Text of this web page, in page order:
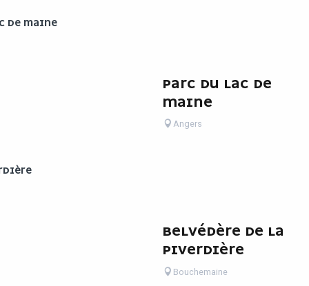
DE MAINE
PARC DU LAC DE
MAINE
Angers
BELVÉDÈRE DE LA
PIVERDIÈRE
Bouchemaine